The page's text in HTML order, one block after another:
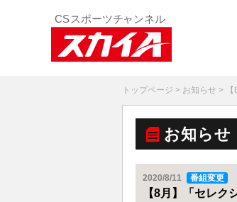
トップページ > お知らせ > 【
お知らせ
2020/8/11 番組変更
【8月】「セレク